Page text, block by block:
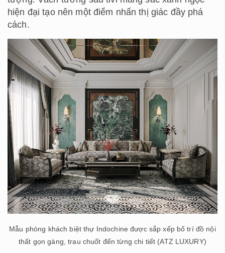
hiện đại tạo nên một điểm nhấn thị giác đầy phá
cách.
Mẫu phòng khách biệt thự Indochine được sắp xếp bố trí đồ nội
thất gọn gàng, trau chuốt đến từng chi tiết (ATZ LUXURY)